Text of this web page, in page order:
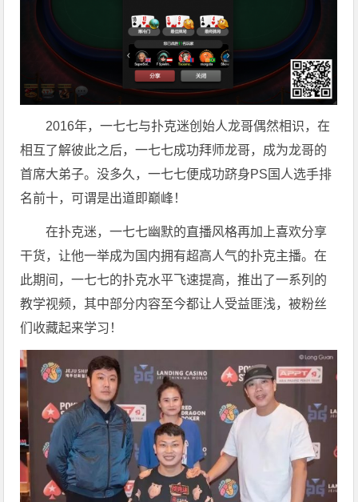
2016年，一七七与扑克迷创始人龙哥偶然相识，在
相互了解彼此之后，一七七成功拜师龙哥，成为龙哥的
首席大弟子。没多久，一七七便成功跻身PS国人选手排
名前十，可谓是出道即巅峰！
在扑克迷，一七七幽默的直播风格再加上喜欢分享
干货，让他一举成为国内拥有超高人气的扑克主播。在
此期间，一七七的扑克水平飞速提高，推出了一系列的
教学视频，其中部分内容至今都让人受益匪浅，被粉丝
们收藏起来学习！